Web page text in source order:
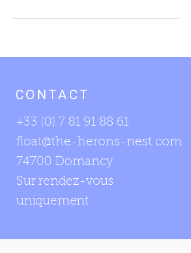
CONTACT
+33 (0) 7 81 91 88 61
float@the-herons-nest.com
74700 Domancy
Sur rendez-vous
uniquement